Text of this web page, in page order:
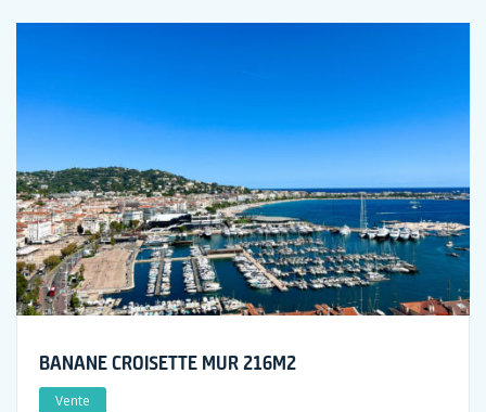
BANANE CROISETTE MUR 216M2
Vente